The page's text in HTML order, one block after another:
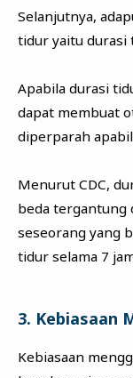
Selanjutnya,
tidur yaitu durasi
Apabila durasi
dapat membuat
diperparah
Menurut CDC,
beda tergantung
seseorang yang
tidur selama 7
3. Kebiasaan
Kebiasaan